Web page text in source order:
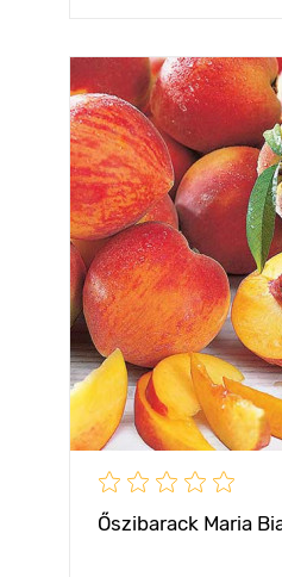
Őszibarack Maria